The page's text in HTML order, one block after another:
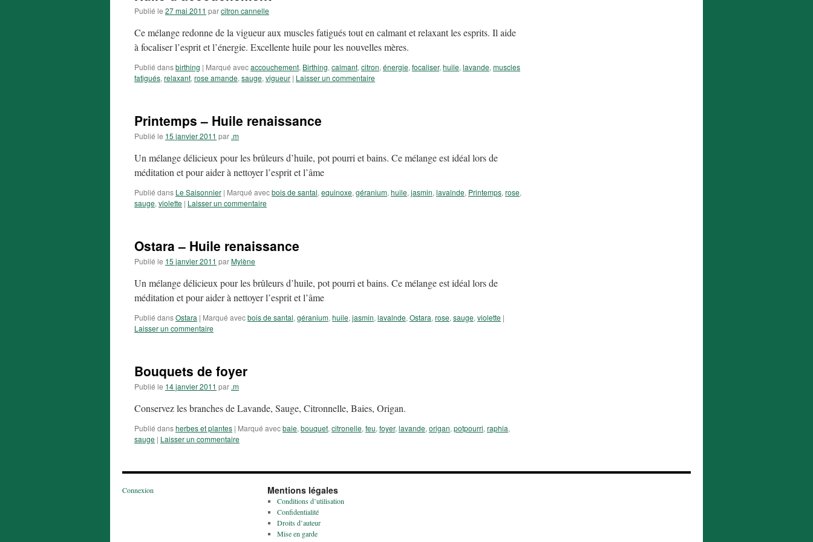
Publié le 27 mai 2011 parcitron cannelle
Ce mélange redonne de la vigueur aux muscles fatigués tout en calmant et relaxant les esprits. Il aide
à focaliser l’esprit et l’énergie. Excellente huile pour les nouvelles mères.
Publié dansbirthing | Marqué avecaccouchement, Birthing, calmant, citron, énergie, focaliser, huile, lavande, muscles
fatigués, relaxant, rose amande, sauge, vigueur | Laisser un commentaire
Printemps – Huile renaissance
Publié le 15 janvier 2011 par .m
Un mélange délicieux pour les brûleurs d’huile, pot pourri et bains. Ce mélange est idéal lors de
méditation et pour aider à nettoyer l’esprit et l’âme
Publié dans Le Saisonnier | Marqué avecbois de santal, equinoxe, géranium, huile, jasmin, lavalnde, Printemps, rose,
sauge, violette | Laisser un commentaire
Ostara – Huile renaissance
Publié le 15 janvier 2011 parMylène
Un mélange délicieux pour les brûleurs d’huile, pot pourri et bains. Ce mélange est idéal lors de
méditation et pour aider à nettoyer l’esprit et l’âme
Publié dansOstara | Marqué avecbois de santal, géranium, huile, jasmin, lavalnde, Ostara, rose, sauge, violette |
Laisser un commentaire
Bouquets de foyer
Publié le 14 janvier 2011 par .m
Conservez les branches de Lavande, Sauge, Citronnelle, Baies, Origan.
Publié dansherbes et plantes | Marqué avecbaie, bouquet, citronelle, feu, foyer, lavande, origan, potpourri, raphia,
sauge | Laisser un commentaire
Connexion Mentions légales
Conditions d’utilisation
Confidentialité
Droits d’auteur
Mise en garde